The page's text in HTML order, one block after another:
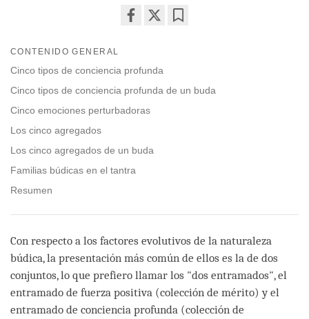
facebook
CONTENIDO GENERAL
Cinco tipos de conciencia profunda
Cinco tipos de conciencia profunda de un buda
Cinco emociones perturbadoras
Los cinco agregados
Los cinco agregados de un buda
Familias búdicas en el tantra
Resumen
Con respecto a los factores evolutivos de la naturaleza
búdica, la presentación más común de ellos es la de dos
conjuntos, lo que prefiero llamar los "dos entramados", el
entramado de fuerza positiva (colección de mérito) y el
entramado de conciencia profunda (colección de